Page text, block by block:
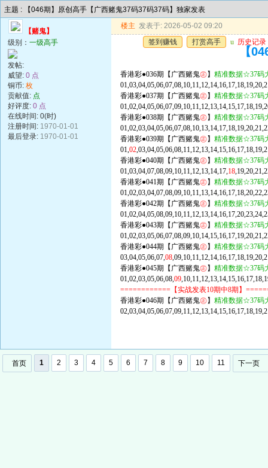
主题 : 【046期】原创高手【广西赌鬼37码37码37码】独家发表
【赌鬼】
级别： 一级高手
发帖:
威望: 0 点
铜币: 枚
贡献值: 点
好评度: 0 点
在线时间: 0(时)
注册时间: 1970-01-01
最后登录: 1970-01-01
楼主 发表于: 2026-05-02 09:20
签到赚钱
打赏高手 u 历史记录
【
香港彩●036期【广西赌鬼㊣】 精准数据☆37码
香港彩●037期【广西赌鬼㊣】 精准数据☆37码
香港彩●038期【广西赌鬼㊣】 精准数据☆37码
香港彩●039期【广西赌鬼㊣】 精准数据☆37码
01,02
香港彩●040期【广西赌鬼㊣】 精准数据☆37码
01,03,04,07,08,09,10,11,12,13,14,17,18
香港彩●041期【广西赌鬼㊣】 精准数据☆37码
香港彩●042期【广西赌鬼㊣】 精准数据☆37码
香港彩●043期【广西赌鬼㊣】 精准数据☆37码
香港彩●044期【广西赌鬼㊣】 精准数据☆37码
03,04,05,06,07,08
香港彩●045期【广西赌鬼㊣】 精准数据☆37码
01,02,03,05,06,08,09
============【实战发表10期中8期】
香港彩●046期【广西赌鬼㊣】 精准数据☆37码
首页 1 2 3 4 5 6 7 8 9 10 11 下一页